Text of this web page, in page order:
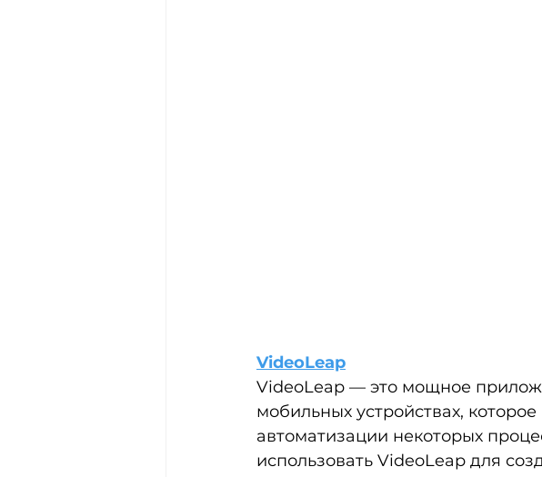
VideoLeap
VideoLeap — это мощное
мобильных устройствах,
автоматизации некоторых
использовать VideoLeap для